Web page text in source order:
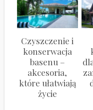
Czyszczenie i
konserwacja
basenu –
akcesoria,
które ułatwiają
życie